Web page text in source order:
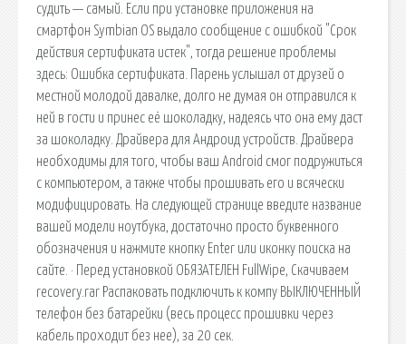
судить — самый. Если при установке приложения на
смартфон Symbian OS выдало сообщение с ошибкой "Срок
действия сертификата истек", тогда решение проблемы
здесь: Ошибка сертификата. Парень услышал от друзей о
местной молодой давалке, долго не думая он отправился к
ней в гости и принес её шоколадку, надеясь что она ему даст
за шоколадку. Драйвера для Андроид устройств. Драйвера
необходимы для того, чтобы ваш Android смог подружиться
с компьютером, а также чтобы прошивать его и всячески
модифицировать. На следующей странице введите название
вашей модели ноутбука, достаточно просто буквенного
обозначения и нажмите кнопку Enter или иконку поиска на
сайте. · Перед установкой ОБЯЗАТЕЛЕН FullWipe, Скачиваем
recovery.rar Распаковать подключить к компу ВЫКЛЮЧЕННЫЙ
телефон без батарейки (весь процесс прошивки через
кабель проходит без нее), за 20 сек.